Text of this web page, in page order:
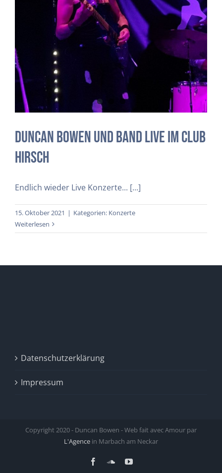
Duncan Bowen und Band Live im
Club Hirsch
Konzerte
Duncan Bowen und Band Live im Club
Hirsch
Endlich wieder Live Konzerte... [...]
15. Oktober 2021 | Kategorien: Konzerte
Weiterlesen
Datenschutzerklärung
Impressum
Copyright 2020 - Duncan Bowen - Web fait avec Amour par
L'Agence in Marbach am Neckar
FacebookSoundCloud
YouTube